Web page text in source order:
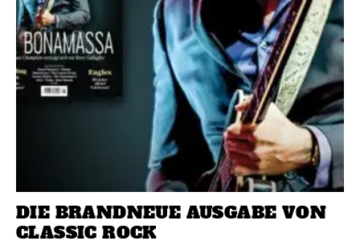
DIE BRANDNEUE AUSGABE VON
CLASSIC ROCK